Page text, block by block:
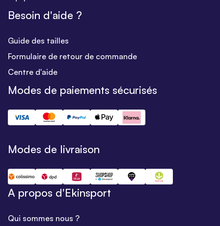
Besoin d'aide ?
Guide des tailles
Formulaire de retour de commande
Centre d'aide
Modes de paiements sécurisés
Modes de livraison
A propos d'Ekinsport
Qui sommes nous ?